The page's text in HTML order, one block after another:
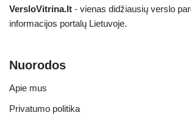
VersloVitrina.lt - vienas didžiausių verslo
informacijos portalų Lietuvoje.
Nuorodos
Apie mus
Privatumo politika